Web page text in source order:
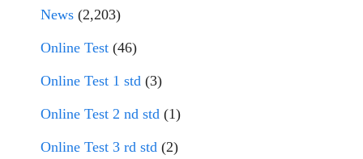
News (2,203)
Online Test (46)
Online Test 1 std (3)
Online Test 2 nd std (1)
Online Test 3 rd std (2)